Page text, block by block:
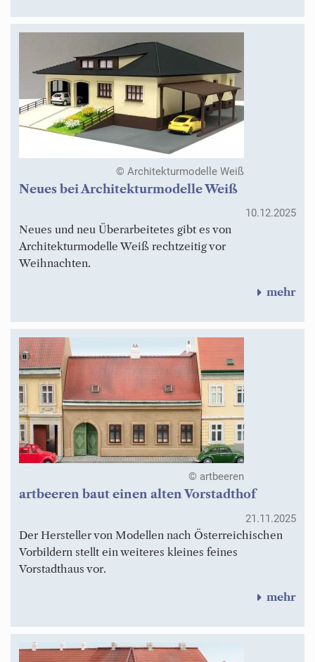
© Architekturmodelle Weiß
Neues bei Architekturmodelle Weiß
10.12.2025
Neues und neu Überarbeitetes gibt es von
Architekturmodelle Weiß rechtzeitig vor
Weihnachten.
mehr
© artbeeren
artbeeren baut einen alten Vorstadthof
21.11.2025
Der Hersteller von Modellen nach Österreichischen
Vorbildern stellt ein weiteres kleines feines
Vorstadthaus vor.
mehr